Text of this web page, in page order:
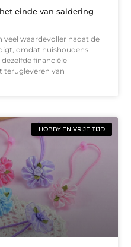
einde van saldering
waardevoller nadat de
omdat huishoudens
financiële
terugleveren van
HOBBY EN VRIJE TIJD